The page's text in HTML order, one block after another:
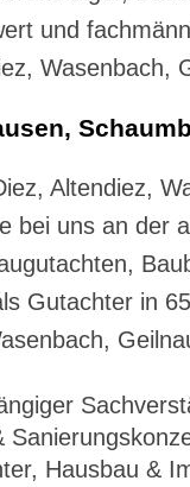
und
Wasenbach,
Altendiez,
uns an
Gutachter in
Hausbau &